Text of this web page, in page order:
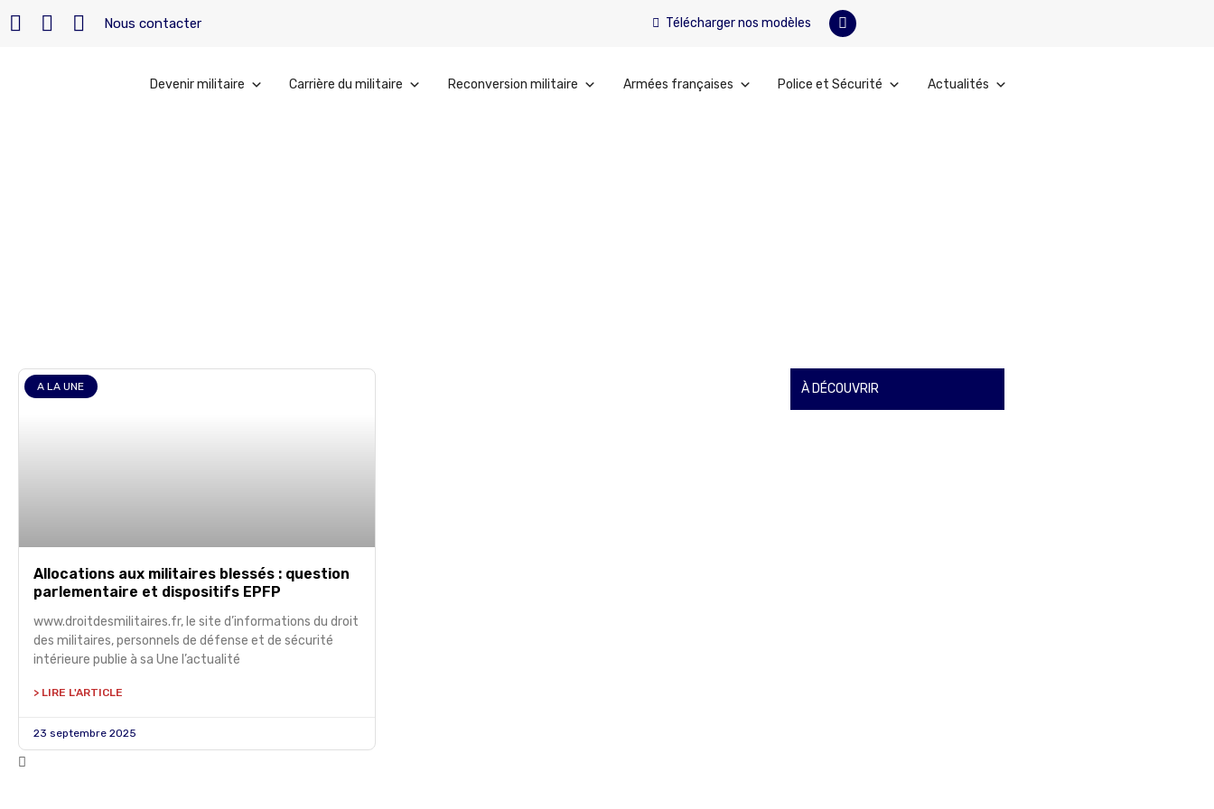
Nous contacter Télécharger nos modèles
Devenir militaire Carrière du militaire Reconversion militaire Armées françaises Police et Sécurité Actualités
A LA UNE
Allocations aux militaires blessés : question
parlementaire et dispositifs EPFP
www.droitdesmilitaires.fr, le site d’informations du droit
des militaires, personnels de défense et de sécurité
intérieure publie à sa Une l’actualité
> LIRE L'ARTICLE
23 septembre 2025
À DÉCOUVRIR